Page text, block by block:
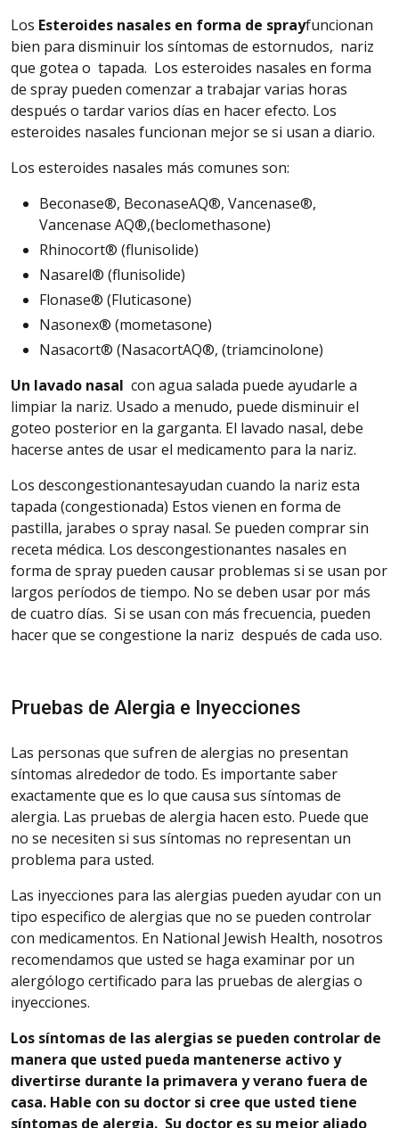
Los Esteroides nasales en forma de sprayfuncionan
bien para disminuir los síntomas de estornudos, nariz
que gotea o tapada. Los esteroides nasales en forma
de spray pueden comenzar a trabajar varias horas
después o tardar varios días en hacer efecto. Los
esteroides nasales funcionan mejor se si usan a diario.
Los esteroides nasales más comunes son:
Beconase®, BeconaseAQ®, Vancenase®,
Vancenase AQ®,(beclomethasone)
Rhinocort® (flunisolide)
Nasarel® (flunisolide)
Flonase® (Fluticasone)
Nasonex® (mometasone)
Nasacort® (NasacortAQ®, (triamcinolone)
Un lavado nasal con agua salada puede ayudarle a
limpiar la nariz. Usado a menudo, puede disminuir el
goteo posterior en la garganta. El lavado nasal, debe
hacerse antes de usar el medicamento para la nariz.
Los descongestionantesayudan cuando la nariz esta
tapada (congestionada) Estos vienen en forma de
pastilla, jarabes o spray nasal. Se pueden comprar sin
receta médica. Los descongestionantes nasales en
forma de spray pueden causar problemas si se usan por
largos períodos de tiempo. No se deben usar por más
de cuatro días. Si se usan con más frecuencia, pueden
hacer que se congestione la nariz después de cada uso.
Pruebas de Alergia e Inyecciones
Las personas que sufren de alergias no presentan
síntomas alrededor de todo. Es importante saber
exactamente que es lo que causa sus síntomas de
alergia. Las pruebas de alergia hacen esto. Puede que
no se necesiten si sus síntomas no representan un
problema para usted.
Las inyecciones para las alergias pueden ayudar con un
tipo especifico de alergias que no se pueden controlar
con medicamentos. En National Jewish Health, nosotros
recomendamos que usted se haga examinar por un
alergólogo certificado para las pruebas de alergias o
inyecciones.
Los síntomas de las alergias se pueden controlar de
manera que usted pueda mantenerse activo y
divertirse durante la primavera y verano fuera de
casa. Hable con su doctor si cree que usted tiene
síntomas de alergia. Su doctor es su mejor aliado